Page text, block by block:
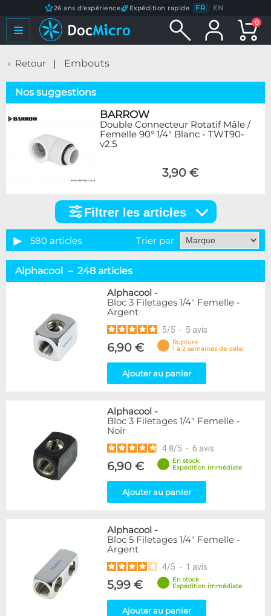
26 ans d'expérience Expédition rapide FR / EN
0
Retour Embouts
Nos suggestions
BARROW
Double Connecteur Rotatif Mâle /
Femelle 90° 1/4" Blanc - TWT90-
v2.5
3,90 €
articles
Catégorie
Embouts tuyaux souples
Embouts tubes rigides
110
18
Adaptateurs
338
Marque
Alphacool
52
55
10
142
KooLance
Monsoon
9
Nanoxia
PrimoChill
9
31
216
2
Noir/Nickel
28
Rouge
Vert
5
Filtrer les articles
580 articles Trier par
Alphacool – 248 articles
Alphacool -
Bloc 3 Filetages 1/4" Femelle -
Argent
5/5 - 5 avis
6,90 €
Rupture
1 à 2 semaines de délai
Ajouter au panier
Alphacool -
Bloc 3 Filetages 1/4" Femelle -
Noir
4.8/5 - 6 avis
6,90 €
En stock
Expédition immédiate
Ajouter au panier
Alphacool -
Bloc 5 Filetages 1/4" Femelle -
Argent
4/5 - 1 avis
5,99 €
En stock
Expédition immédiate
Ajouter au panier